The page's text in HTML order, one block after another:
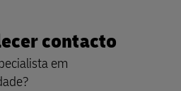
contacto
em